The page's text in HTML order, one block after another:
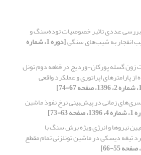
بررسی عددی تاثیر خصوصیات توده‌سنگ و
انفجار به شیب‌های سنگی [دوره 1، شماره
زون گسله پورکان-وردیج در قطعه دوم تونل
پارامترهای اپراتوری و عملکرد واقعی
زمانی در پیش‌بینی نرخ نفوذ ماشین
63-73]
نیروها و انرژی ویژه برش سنگ با
دیسکی در ماشین تونلزنی تمام مقطع